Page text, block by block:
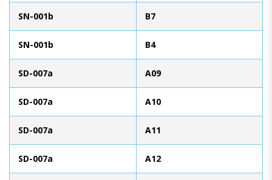
SN-001b B7
SN-001b B4
SD-007a A09
SD-007a A10
SD-007a A11
SD-007a A12